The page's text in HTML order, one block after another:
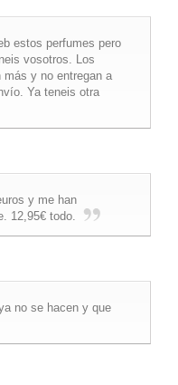
estos perfumes pero
vosotros. Los
y no entregan a
Ya teneis otra
y me han
12,95€ todo.
no se hacen y que